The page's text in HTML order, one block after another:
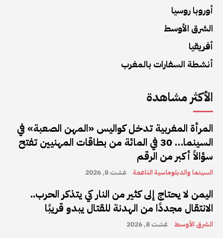
أوروبا روسيا
الشرق الأوسط
أفريقيا
أنشطة السفارات بالمغرب
الأكثر مشاهدة
المرأة المغربية تدخل كواليس «المهن الصعبة» في
السينما… 30 في المائة من بطاقات المهنيين تفتح
سؤالاً أكبر من الرقم
السينما والدبلوماسية الناعمة غشت 8, 2026
اليمن لا يحتاج إلى كثير من النار كي يتذكر الحرب..
الانتقال مجددًا من الهدنة للقتال يبدو قريبًا
الشرق الأوسط غشت 8, 2026